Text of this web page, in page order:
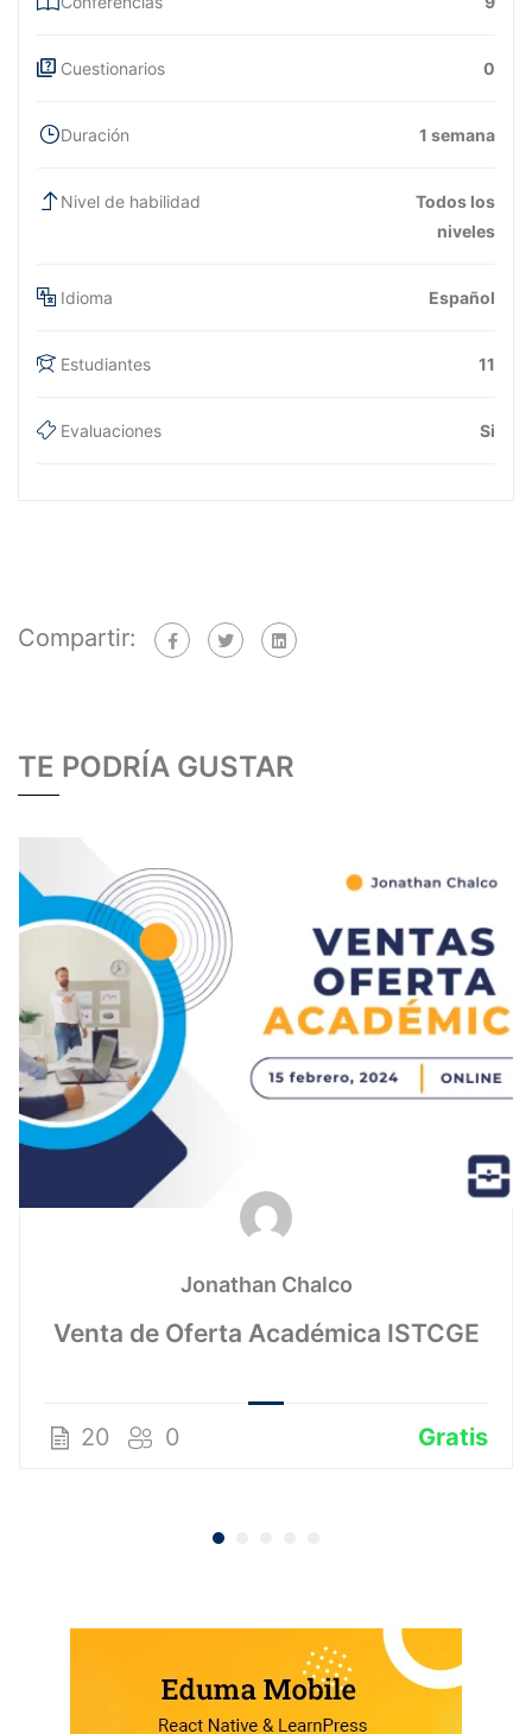
Cuestionarios 0
Duración 1 semana
Nivel de habilidad
Todos los
niveles
Idioma Español
Estudiantes 11
Evaluaciones Si
Compartir:
TE PODRÍA GUSTAR
Jonathan Chalco
Venta de Oferta Académica ISTCGE
20 0 Gratis